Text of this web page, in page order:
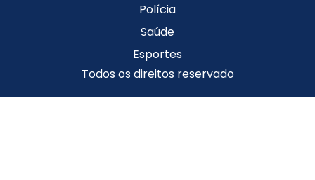
Polícia
Saúde
Esportes
Todos os direitos reservado